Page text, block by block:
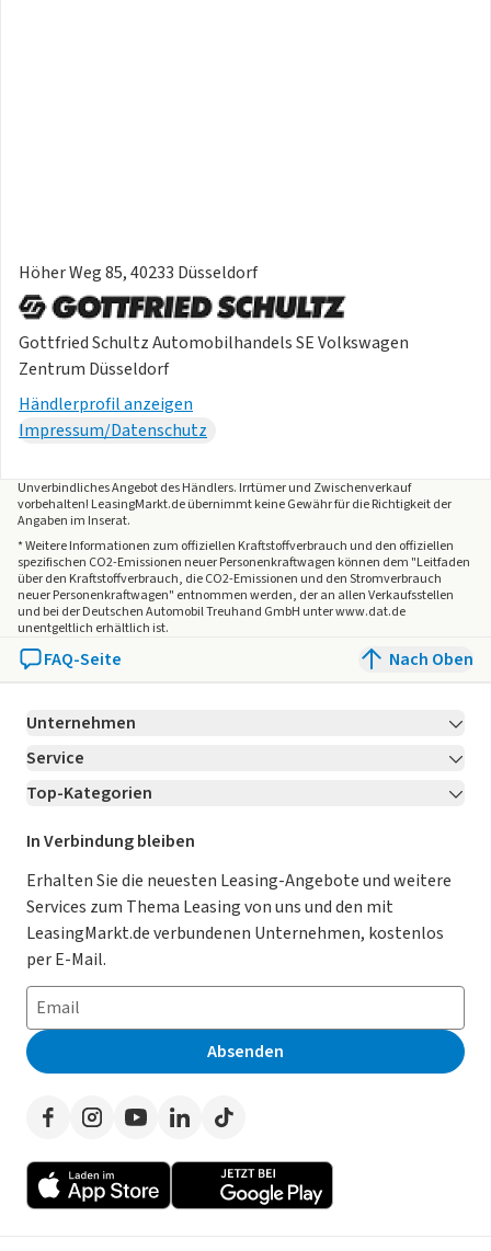
Höher Weg 85, 40233 Düsseldorf
Gottfried Schultz Automobilhandels SE Volkswagen
Zentrum Düsseldorf
Händlerprofil anzeigen
Impressum/Datenschutz
Unverbindliches Angebot desHändlers. Irrtümer und Zwischenverkauf
vorbehalten! LeasingMarkt.de übernimmt keine Gewähr für die Richtigkeit der
Angaben im Inserat.
* Weitere Informationen zum offiziellen Kraftstoffverbrauch und den offiziellen
spezifischen CO2-Emissionen neuer Personenkraftwagen können dem "Leitfaden
über den Kraftstoffverbrauch, die CO2-Emissionen und den Stromverbrauch
neuer Personenkraftwagen" entnommen werden, der an allen Verkaufsstellen
und bei der Deutschen Automobil Treuhand GmbH unter www.dat.de
unentgeltlich erhältlich ist.
FAQ-Seite Nach Oben
Unternehmen
Über LeasingMarkt.de
Karriere Jetzt bewerben!
Für Händler
Kooperation mit AutoScout24
AGB
Datenschutz
Impressum
Erklärung zur Barrierefreiheit
Presse
Service
Kontakt
Ratgeber
Magazin
Datenschutz-Einstellungen
So funktioniert’s
Häufig gestellte Fragen
Leasing-Lexikon
Auto-Tests
Werben auf LeasingMarkt.de
Top-Kategorien
Leasing Deals
Gebrauchtwagen Leasing
Leasing ohne Anzahlung
E-Auto Leasing
Privatleasing
Leasing-Vergleiche
Herstellerverzeichnis
Händlerverzeichnis
In Verbindung bleiben
Erhalten Sie die neuesten Leasing-Angebote und weitere
Services zum Thema Leasing von uns und den mit
LeasingMarkt.de verbundenen Unternehmen, kostenlos
per E-Mail.
Absenden